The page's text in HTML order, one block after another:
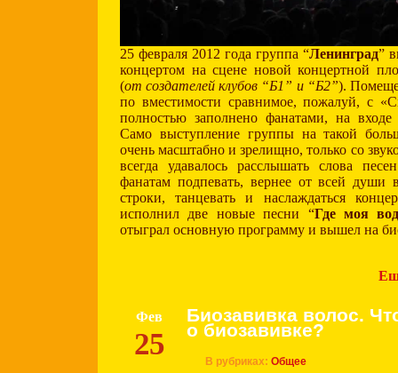
25 февраля 2012 года группа “Ленинград”
концертом на сцене новой концертной
(от создателей клубов “Б1” и “Б2”).
по вместимости сравнимое, пожалуй, с
полностью заполнено фанатами, на входе
Само выступление группы на такой
очень масштабно и зрелищно, только со
всегда удавалось расслышать слова
фанатам подпевать, вернее от всей души
строки, танцевать и наслаждаться
исполнил две новые песни “Где моя
отыграл основную программу и вышел на
Фев
25
Биозавивка волос.
о биозавивке?
В рубриках: Общее